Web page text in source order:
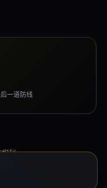
一道防线
利。